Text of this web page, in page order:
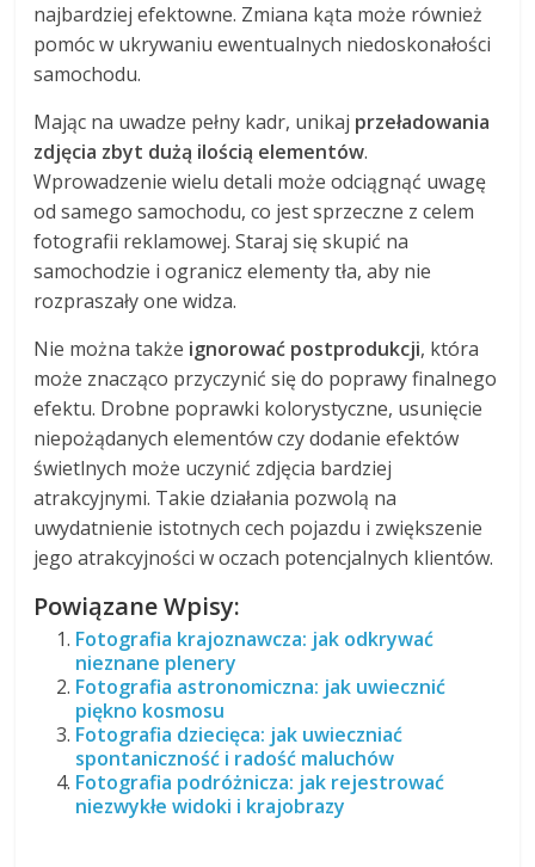
najbardziej efektowne. Zmiana kąta może również
pomóc w ukrywaniu ewentualnych niedoskonałości
samochodu.
Mając na uwadze pełny kadr, unikaj przeładowania
zdjęcia zbyt dużą ilością elementów.
Wprowadzenie wielu detali może odciągnąć uwagę
od samego samochodu, co jest sprzeczne z celem
fotografii reklamowej. Staraj się skupić na
samochodzie i ogranicz elementy tła, aby nie
rozpraszały one widza.
Nie można także ignorować postprodukcji, która
może znacząco przyczynić się do poprawy finalnego
efektu. Drobne poprawki kolorystyczne, usunięcie
niepożądanych elementów czy dodanie efektów
świetlnych może uczynić zdjęcia bardziej
atrakcyjnymi. Takie działania pozwolą na
uwydatnienie istotnych cech pojazdu i zwiększenie
jego atrakcyjności w oczach potencjalnych klientów.
Powiązane Wpisy:
Fotografia krajoznawcza: jak odkrywać
nieznane plenery
Fotografia astronomiczna: jak uwiecznić
piękno kosmosu
Fotografia dziecięca: jak uwieczniać
spontaniczność i radość maluchów
Fotografia podróżnicza: jak rejestrować
niezwykłe widoki i krajobrazy